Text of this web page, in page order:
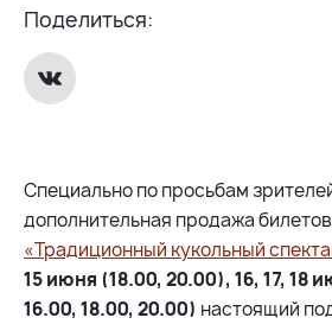
Специально по просьбам
дополнительная продажа
«Традиционный кукольный
15 июня (18.00, 20.00), 16, 17, 18
16.00, 18.00, 20.00) настоящий
Поделиться: